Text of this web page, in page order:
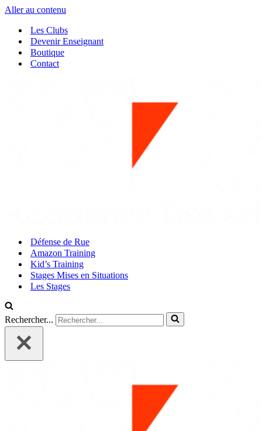
Aller au contenu
Les Clubs
Devenir Enseignant
Boutique
Contact
Défense de Rue
Amazon Training
Kid’s Training
Stages Mises en Situations
Les Stages
Rechercher...